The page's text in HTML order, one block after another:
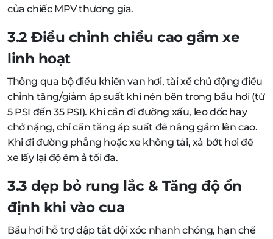
của chiếc MPV thương gia.
3.2 Điều chỉnh chiều cao gầm xe
linh hoạt
Thông qua bộ điều khiển van hơi, tài xế chủ động điều
chỉnh tăng/giảm áp suất khí nén bên trong bầu hơi (từ
5 PSI đến 35 PSI). Khi cần đi đường xấu, leo dốc hay
chở nặng, chỉ cần tăng áp suất để nâng gầm lên cao.
Khi đi đường phẳng hoặc xe không tải, xả bớt hơi để
xe lấy lại độ êm ả tối đa.
3.3 dẹp bỏ rung lắc & Tăng độ ổn
định khi vào cua
Bầu hơi hỗ trợ dập tắt dội xóc nhanh chóng, hạn chế